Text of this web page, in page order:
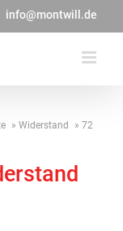
info@montwill.de
Widerstand
72